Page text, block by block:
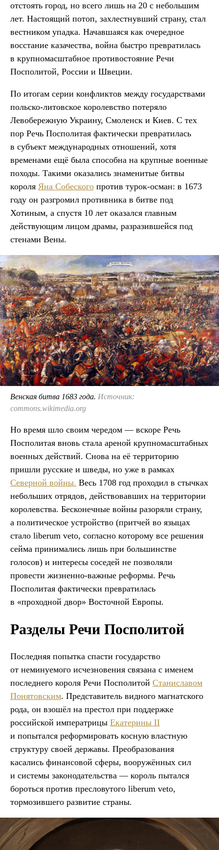
отстоять город, но всего лишь на 20 с небольшим
лет. Настоящий потоп, захлестнувший страну, стал
вестником упадка. Начавшаяся как очередное
восстание казачества, война быстро превратилась
в крупномасштабное противостояние Речи
Посполитой, России и Швеции.
По итогам серии конфликтов между государствами
польско-литовское королевство потеряло
Левобережную Украину, Смоленск и Киев. С тех
пор Речь Посполитая фактически превратилась
в субъект международных отношений, хотя
временами ещё была способна на крупные военные
походы. Такими оказались знаменитые битвы
короля Яна Собеского против турок-осман: в 1673
году он разгромил противника в битве под
Хотиным, а спустя 10 лет оказался главным
действующим лицом драмы, разразившейся под
стенами Вены.
Венская битва 1683 года. Источник:
commons.wikimedia.org
Но время шло своим чередом — вскоре Речь
Посполитая вновь стала ареной крупномасштабных
военных действий. Снова на её территорию
пришли русские и шведы, но уже в рамках
Северной войны. Весь 1708 год проходил в стычках
небольших отрядов, действовавших на территории
королевства. Бесконечные войны разоряли страну,
а политическое устройство (притчей во языцах
стало liberum veto, согласно которому все решения
сейма принимались лишь при большинстве
голосов) и интересы соседей не позволяли
провести жизненно-важные реформы. Речь
Посполитая фактически превратилась
в «проходной двор» Восточной Европы.
Разделы Речи Посполитой
Последняя попытка спасти государство
от неминуемого исчезновения связана с именем
последнего короля Речи Посполитой Станиславом
Понятовским. Представитель видного магнатского
рода, он взошёл на престол при поддержке
российской императрицы Екатерины II
и попытался реформировать косную властную
структуру своей державы. Преобразования
касались финансовой сферы, вооружённых сил
и системы законодательства — король пытался
бороться против пресловутого liberum veto,
тормозившего развитие страны.